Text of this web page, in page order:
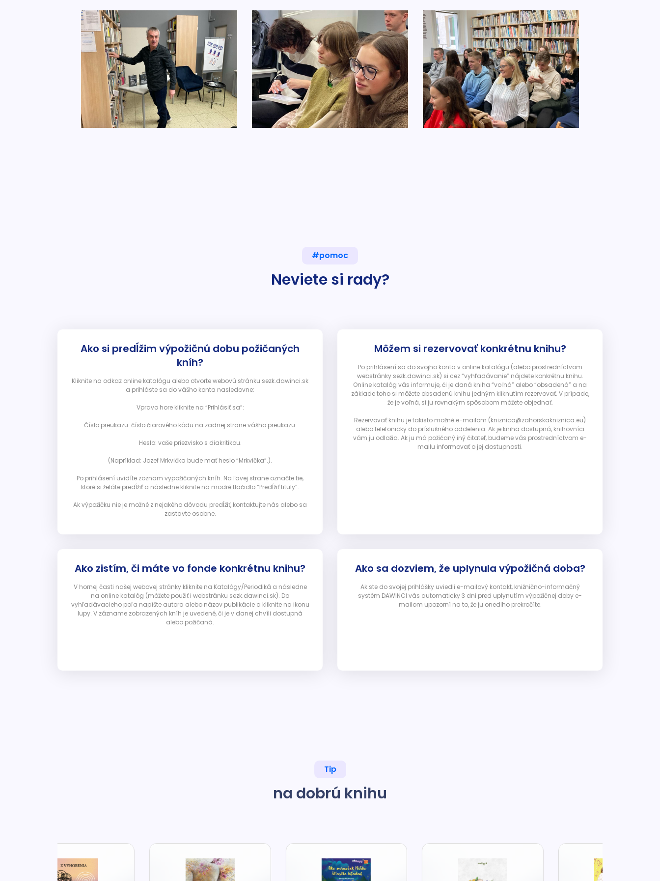
#pomoc
Neviete si rady?
Ako si predĺžim výpožičnú dobu požičaných
kníh?
Kliknite na odkaz online katalógu alebo otvorte webovú stránku sezk.dawinci.sk
a prihláste sa do vášho konta nasledovne:
Vpravo hore kliknite na “Prihlásiť sa”:
Číslo preukazu: číslo čiarového kódu na zadnej strane vášho preukazu.
Heslo: vaše priezvisko s diakritikou.
(Napríklad: Jozef Mrkvička bude mať heslo “Mrkvička”.).
Po prihlásení uvidíte zoznam vypožičaných kníh. Na ľavej strane označte tie,
ktoré si želáte predĺžiť a následne kliknite na modré tlačidlo “Predĺžiť tituly”.
Ak výpožičku nie je možné z nejakého dôvodu predĺžiť, kontaktujte nás alebo sa
zastavte osobne.
Môžem si rezervovať konkrétnu knihu?
Po prihlásení sa do svojho konta v online katalógu (alebo prostredníctvom
webstránky sezk.dawinci.sk) si cez “vyhľadávanie” nájdete konkrétnu knihu.
Online katalóg vás informuje, či je daná kniha “voľná” alebo “obsadená” a na
základe toho si môžete obsadenú knihu jedným kliknutím rezervovať. V prípade,
že je voľná, si ju rovnakým spôsobom môžete objednať.
Rezervovať knihu je takisto možné e-mailom (kniznica@zahorskakniznica.eu)
alebo telefonicky do príslušného oddelenia. Ak je kniha dostupná, knihovníci
vám ju odložia. Ak ju má požičaný iný čitateľ, budeme vás prostredníctvom e-
mailu informovať o jej dostupnosti.
Ako zistím, či máte vo fonde konkrétnu knihu?
V hornej časti našej webovej stránky kliknite na Katalógy/Periodiká a následne
na online katalóg (môžete použiť i webstránku sezk.dawinci.sk). Do
vyhľadávacieho poľa napíšte autora alebo názov publikácie a kliknite na ikonu
lupy. V zázname zobrazených kníh je uvedené, či je v danej chvíli dostupná
alebo požičaná.
Ako sa dozviem, že uplynula výpožičná doba?
Ak ste do svojej prihlášky uviedli e-mailový kontakt, knižnično-informačný
systém DAWINCI vás automaticky 3 dni pred uplynutím výpožičnej doby e-
mailom upozorní na to, že ju onedlho prekročíte.
Tip
na dobrú knihu